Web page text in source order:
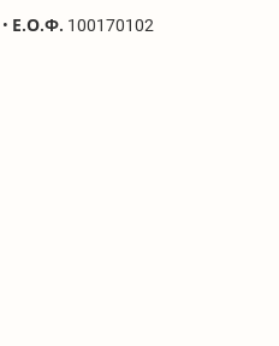
• Ε.Ο.Φ. 100170102